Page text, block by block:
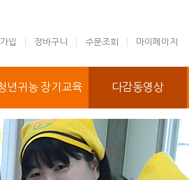
입 장바구니 주문조회 마이페이지
년귀농 장기교육 다감동영상